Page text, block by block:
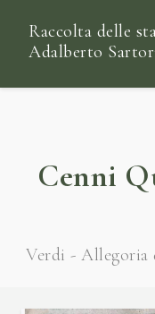
Raccolta delle
Adalberto
Cenni
Verdi - Allegoria